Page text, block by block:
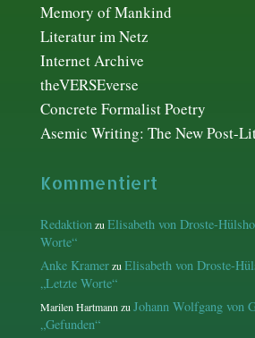
Memory of Mankind
Literatur im Netz
Internet Archive
theVERSEverse
Concrete Formalist Poetry
Asemic Writing: The New Post-
Kommentiert
RedaktionzuElisabeth von Droste-
Worte“
Anke KramerzuElisabeth von Droste-
„Letzte Worte“
Marilen HartmannzuJohann Wolfgang von
„Gefunden“